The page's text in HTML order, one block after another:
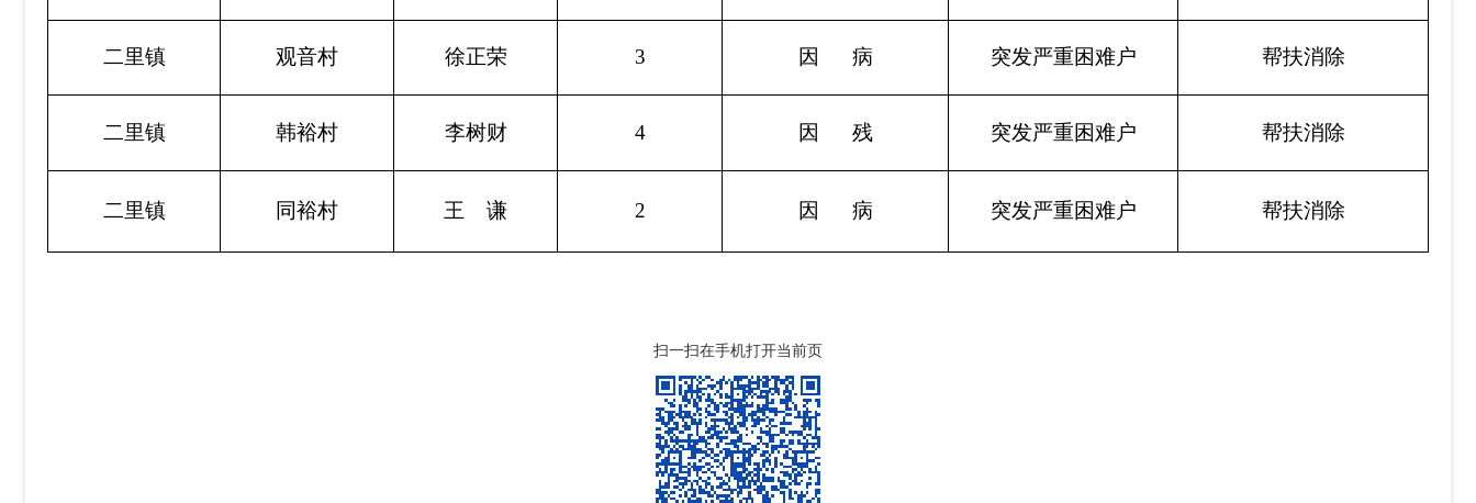
二里镇 观音村 徐正荣 3 因 病 突发严重困难户 帮扶消除
二里镇 韩裕村 李树财 4 因 残 突发严重困难户 帮扶消除
二里镇 同裕村 王 谦 2 因 病 突发严重困难户 帮扶消除
扫一扫在手机打开当前页